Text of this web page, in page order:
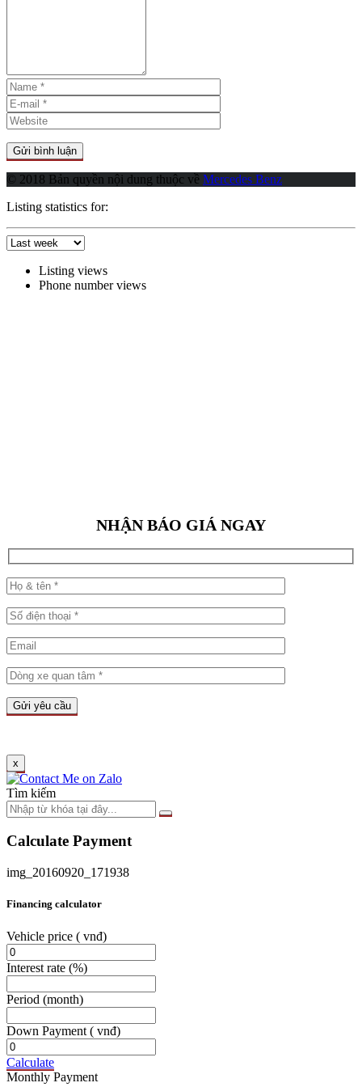
© 2018 Bản quyền nội dung thuộc về Mercedes Benz
Listing statistics for:
Listing views
Phone number views
NHẬN BÁO GIÁ NGAY
x
Tìm kiếm
Calculate Payment
img_20160920_171938
Financing calculator
Vehicle price ( vnđ)
Interest rate (%)
Period (month)
Down Payment ( vnđ)
Calculate
Monthly Payment